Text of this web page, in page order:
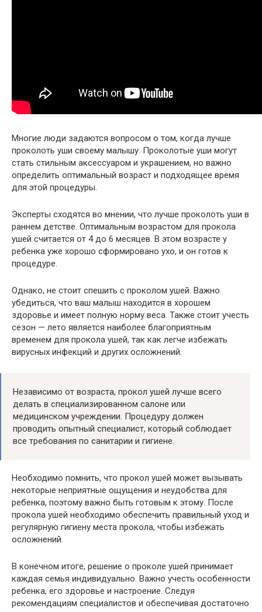
Многие люди задаются вопросом о том, когда лучше
проколоть уши своему малышу. Проколотые уши могут
стать стильным аксессуаром и украшением, но важно
определить оптимальный возраст и подходящее время
для этой процедуры.
Эксперты сходятся во мнении, что лучше проколоть уши в
раннем детстве. Оптимальным возрастом для прокола
ушей считается от 4 до 6 месяцев. В этом возрасте у
ребенка уже хорошо сформировано ухо, и он готов к
процедуре.
Однако, не стоит спешить с проколом ушей. Важно
убедиться, что ваш малыш находится в хорошем
здоровье и имеет полную норму веса. Также стоит учесть
сезон — лето является наиболее благоприятным
временем для прокола ушей, так как легче избежать
вирусных инфекций и других осложнений.
Независимо от возраста, прокол ушей лучше всего
делать в специализированном салоне или
медицинском учреждении. Процедуру должен
проводить опытный специалист, который соблюдает
все требования по санитарии и гигиене.
Необходимо помнить, что прокол ушей может вызывать
некоторые неприятные ощущения и неудобства для
ребенка, поэтому важно быть готовым к этому. После
прокола ушей необходимо обеспечить правильный уход и
регулярную гигиену места прокола, чтобы избежать
осложнений.
В конечном итоге, решение о проколе ушей принимает
каждая семья индивидуально. Важно учесть особенности
ребенка, его здоровье и настроение. Следуя
рекомендациям специалистов и обеспечивая достаточно